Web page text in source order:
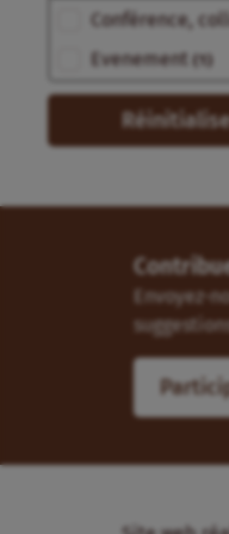
Type de
Conférence,
Evenement
Envoyez-